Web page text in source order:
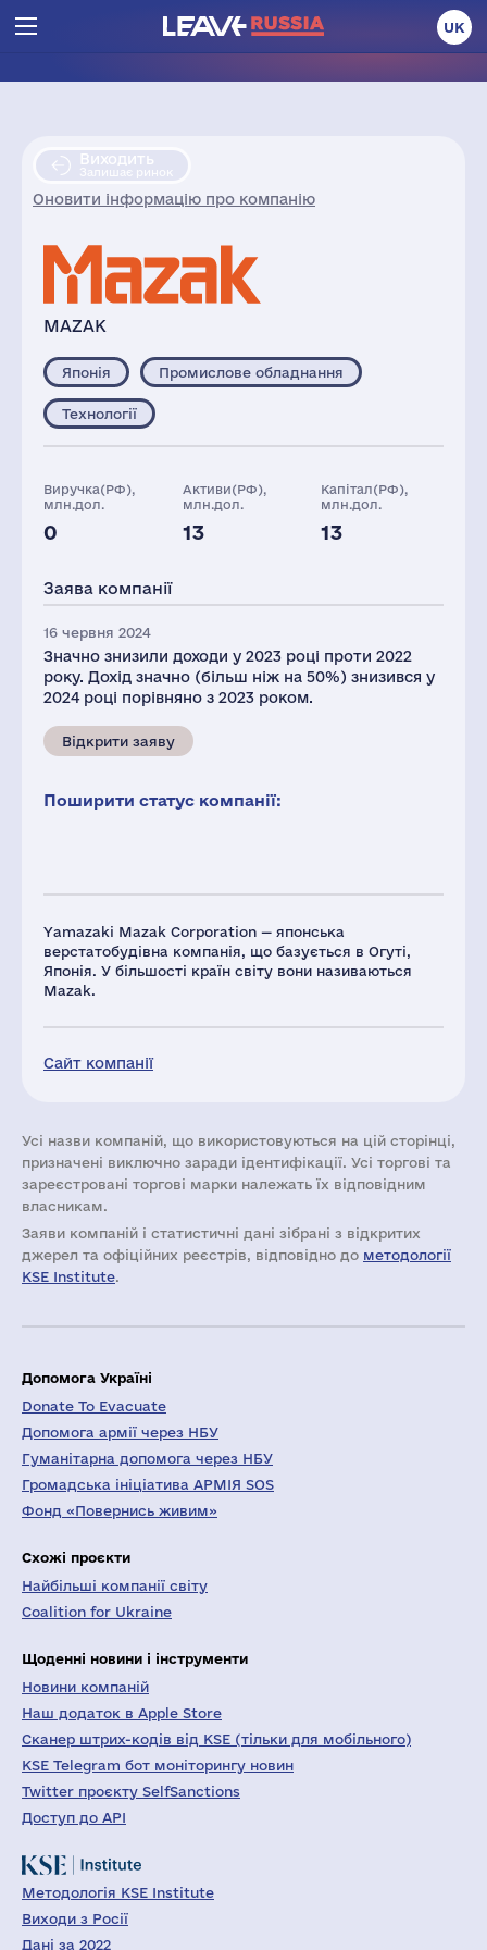
UK
Виходить
Залишає ринок
Оновити інформацію про компанію
MAZAK
Yamazaki Mazak Corporation — японська
верстатобудівна компанія, що базується в Огуті,
Японія. У більшості країн світу вони називаються
Mazak.
Сайт компанії
Японія Промислове обладнання
Технології
Виручка(РФ),
млн.дол.
0
Активи(РФ),
млн.дол.
13
Капітал(РФ),
млн.дол.
13
63
Заява компанії
16 червня 2024
Значно знизили доходи у 2023 році проти 2022
року. Дохід значно (більш ніж на 50%) знизився у
2024 році порівняно з 2023 роком.
Відкрити заяву
Поширити статус компанії:
Усі назви компаній, що використовуються на цій сторінці,
призначені виключно заради ідентифікації. Усі торгові та
зареєстровані торгові марки належать їх відповідним
власникам.
Заяви компаній i статистичні дані зібрані з відкритих
джерел та офіційних реєстрів, відповідно до методології
KSE Institute.
Допомога Україні
Donate To Evacuate
Допомога армії через НБУ
Гуманітарна допомога через НБУ
Громадська ініціатива АРМІЯ SOS
Фонд «Повернись живим»
Схожі проєкти
Найбільші компанії світу
Coalition for Ukraine
Щоденні новини і інструменти
Новини компаній
Наш додаток в Apple Store
Сканер штрих-кодів від KSE (тільки для мобільного)
KSE Telegram бот моніторингу новин
Twitter проєкту SelfSanctions
Доступ до API
Методологія KSE Institute
Виходи з Росії
Дані за 2022